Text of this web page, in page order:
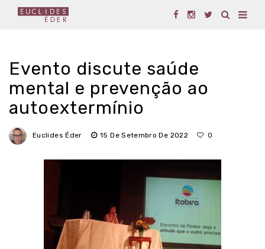
Evento discute saúde
mental e prevenção ao
autoextermínio
Euclides Éder 15 De Setembro De 2022 0